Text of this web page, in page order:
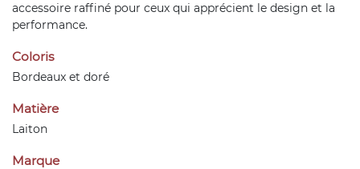
accessoire raffiné pour ceux qui apprécient le design et la
performance.
Coloris
Bordeaux et doré
Matière
Laiton
Marque